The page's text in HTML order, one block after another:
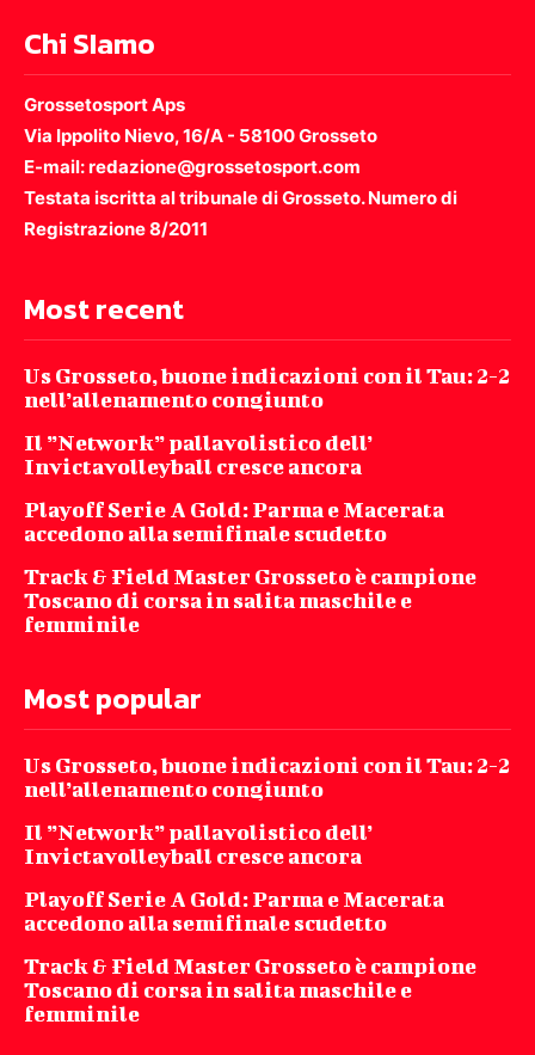
Chi SIamo
Grossetosport Aps
Via Ippolito Nievo, 16/A - 58100 Grosseto
E-mail: redazione@grossetosport.com
Testata iscritta al tribunale di Grosseto. Numero di
Registrazione 8/2011
Most recent
Us Grosseto, buone indicazioni con il Tau: 2-2
nell’allenamento congiunto
Il ”Network” pallavolistico dell’
Invictavolleyball cresce ancora
Playoff Serie A Gold: Parma e Macerata
accedono alla semifinale scudetto
Track & Field Master Grosseto è campione
Toscano di corsa in salita maschile e
femminile
Most popular
Us Grosseto, buone indicazioni con il Tau: 2-2
nell’allenamento congiunto
Il ”Network” pallavolistico dell’
Invictavolleyball cresce ancora
Playoff Serie A Gold: Parma e Macerata
accedono alla semifinale scudetto
Track & Field Master Grosseto è campione
Toscano di corsa in salita maschile e
femminile